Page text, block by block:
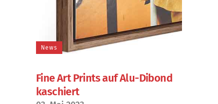
News
Fine Art Prints auf Alu-Dibond
kaschiert